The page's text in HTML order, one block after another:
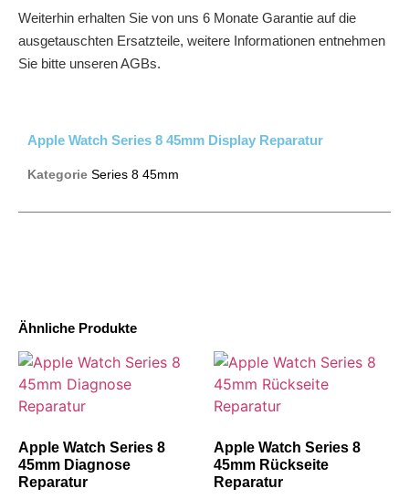
Weiterhin erhalten Sie von uns 6 Monate Garantie auf die
ausgetauschten Ersatzteile, weitere Informationen entnehmen
Sie bitte unseren AGBs.
Ähnliche Produkte
Apple Watch Series 8
45mm Diagnose
Reparatur
Apple Watch Series 8
45mm Rückseite
Reparatur
Apple Watch Series 8 45mm Display Reparatur
Kategorie Series 8 45mm